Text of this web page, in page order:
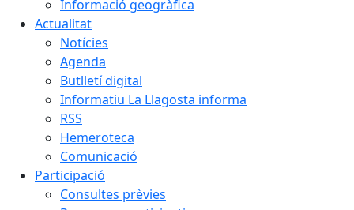
Informació geogràfica
Actualitat
Notícies
Agenda
Butlletí digital
Informatiu La Llagosta informa
RSS
Hemeroteca
Comunicació
Participació
Consultes prèvies